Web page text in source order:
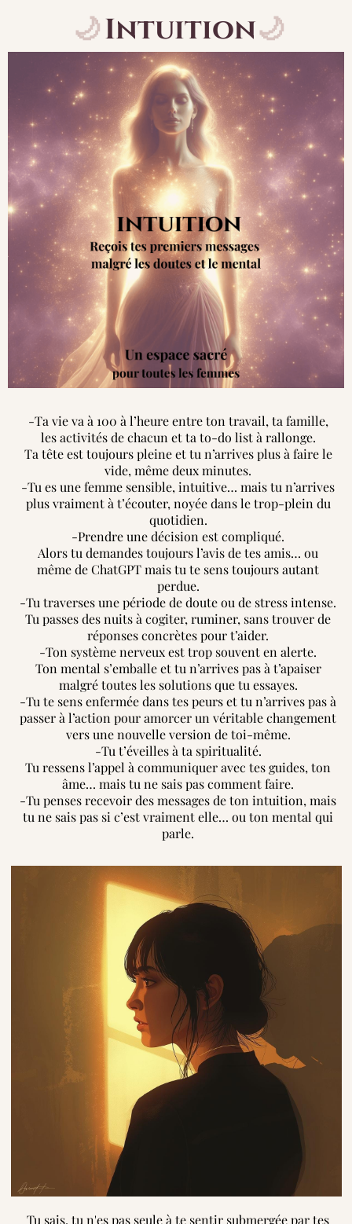
🌙Intuition🌙
-Ta vie va à 100 à l’heure entre ton travail, ta famille,
les activités de chacun et ta to-do list à rallonge.
Ta tête est toujours pleine et tu n’arrives plus à faire le
vide, même deux minutes.
-Tu es une femme sensible, intuitive… mais tu n’arrives
plus vraiment à t’écouter, noyée dans le trop-plein du
quotidien.
-Prendre une décision est compliqué.
Alors tu demandes toujours l’avis de tes amis… ou
même de ChatGPT mais tu te sens toujours autant
perdue.
-Tu traverses une période de doute ou de stress intense.
Tu passes des nuits à cogiter, ruminer, sans trouver de
réponses concrètes pour t’aider.
-Ton système nerveux est trop souvent en alerte.
Ton mental s’emballe et tu n’arrives pas à t’apaiser
malgré toutes les solutions que tu essayes.
-Tu te sens enfermée dans tes peurs et tu n’arrives pas à
passer à l’action pour amorcer un véritable changement
vers une nouvelle version de toi-même.
-Tu t’éveilles à ta spiritualité.
Tu ressens l’appel à communiquer avec tes guides, ton
âme… mais tu ne sais pas comment faire.
-Tu penses recevoir des messages de ton intuition, mais
tu ne sais pas si c’est vraiment elle… ou ton mental qui
parle.
Tu sais, tu n'es pas seule à te sentir submergée par tes